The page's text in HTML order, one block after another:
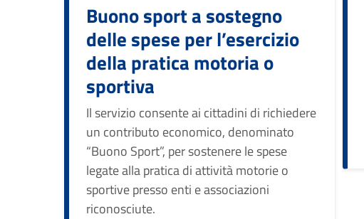
Buono sport a sostegno
delle spese per l’esercizio
della pratica motoria o
sportiva
Il servizio consente ai cittadini di richiedere
un contributo economico, denominato
“Buono Sport”, per sostenere le spese
legate alla pratica di attività motorie o
sportive presso enti e associazioni
riconosciute.